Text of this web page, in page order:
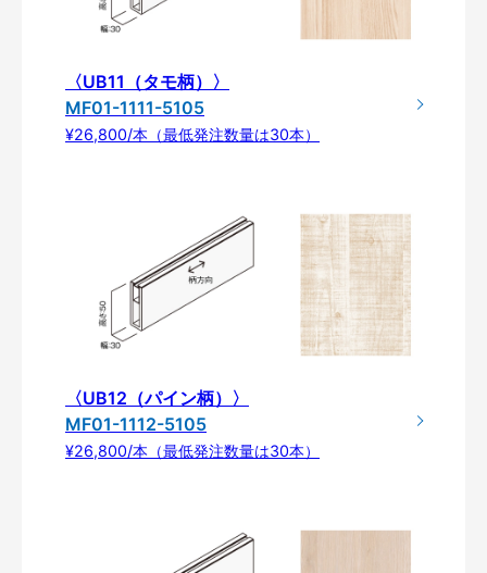
〈UB11（タモ柄）〉
MF01-1111-5105
¥26,800/本（最低発注数量は30本）
〈UB12（パイン柄）〉
MF01-1112-5105
¥26,800/本（最低発注数量は30本）